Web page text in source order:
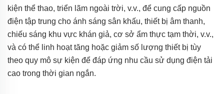
kiện thể thao, triển lãm ngoài trời, v.v., để cung cấp nguồn
điện tập trung cho ánh sáng sân khấu, thiết bị âm thanh,
chiếu sáng khu vực khán giả, cơ sở ẩm thực tạm thời, v.v.,
và có thể linh hoạt tăng hoặc giảm số lượng thiết bị tùy
theo quy mô sự kiện để đáp ứng nhu cầu sử dụng điện tải
cao trong thời gian ngắn.